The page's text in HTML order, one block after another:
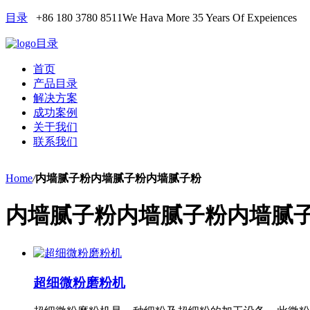
目录 +86 180 3780 8511We Hava More 35 Years Of Expeiences
目录
首页
产品目录
解决方案
成功案例
关于我们
联系我们
Home/内墙腻子粉内墙腻子粉内墙腻子粉
内墙腻子粉内墙腻子粉内墙腻
超细微粉磨粉机